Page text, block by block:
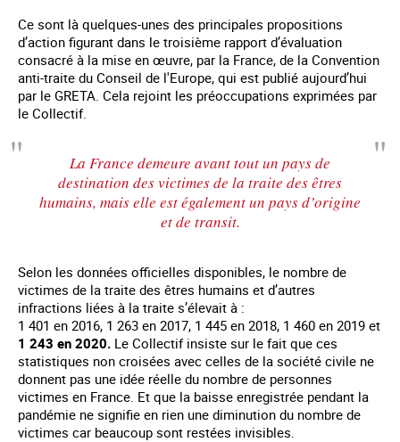
Ce sont là quelques-unes des principales propositions
d’action figurant dans le troisième rapport d’évaluation
consacré à la mise en œuvre, par la France, de la Convention
anti-traite du Conseil de l'Europe, qui est publié aujourd’hui
par le GRETA. Cela rejoint les préoccupations exprimées par
le Collectif.
La France demeure avant tout un pays de
destination des victimes de la traite des êtres
humains, mais elle est également un pays d’origine
et de transit.
Selon les données officielles disponibles, le nombre de
victimes de la traite des êtres humains et d’autres
infractions liées à la traite s’élevait à :
1 401 en 2016, 1 263 en 2017, 1 445 en 2018, 1 460 en 2019 et
1 243 en 2020. Le Collectif insiste sur le fait que ces
statistiques non croisées avec celles de la société civile ne
donnent pas une idée réelle du nombre de personnes
victimes en France. Et que la baisse enregistrée pendant la
pandémie ne signifie en rien une diminution du nombre de
victimes car beaucoup sont restées invisibles.